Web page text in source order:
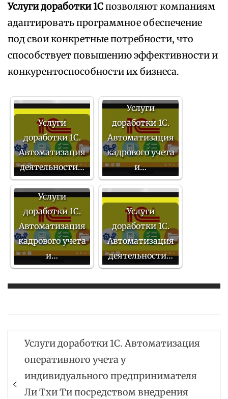
Услуги доработки 1Спозволяют компаниям
адаптировать программное обеспечение
под свои конкретные потребности, что
способствует повышению эффективности и
конкурентоспособности их бизнеса.
Услуги
доработки 1С.
Автоматизация
деятельности…
Услуги
доработки 1С.
Автоматизация
кадрового учета
и…
Услуги
доработки 1С.
Автоматизация
кадрового учета
и…
Услуги
доработки 1С.
Автоматизация
деятельности…
Навигация
по
записям
Услуги доработки 1С. Автоматизация
оперативного учета у
индивидуального предпринимателя
Ли Тхи Ти посредством внедрения